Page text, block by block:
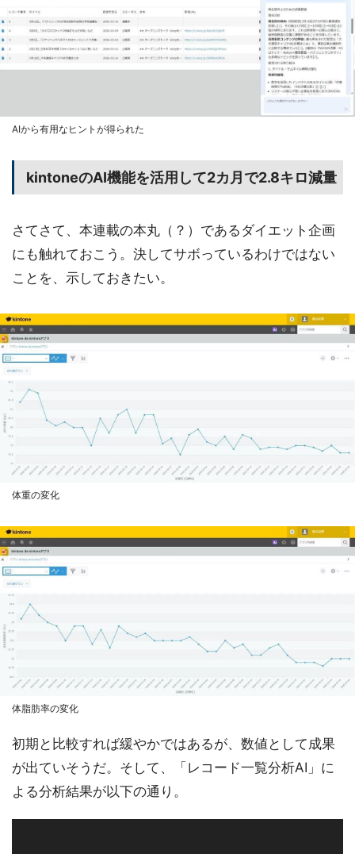
AIから有用なヒントが得られた
kintoneのAI機能を活用して2カ月で2.8キロ減量
さてさて、本連載の本丸（？）であるダイエット企画
にも触れておこう。決してサボっているわけではない
ことを、示しておきたい。
体重の変化
体脂肪率の変化
初期と比較すれば緩やかではあるが、数値として成果
が出ていそうだ。そして、「レコード一覧分析AI」に
よる分析結果が以下の通り。